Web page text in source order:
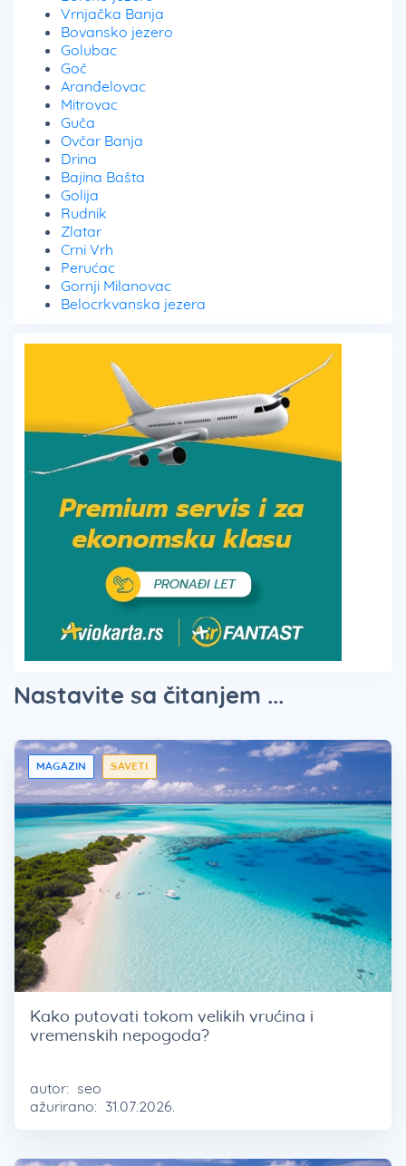
Vrnjačka Banja
Bovansko jezero
Golubac
Goč
Aranđelovac
Mitrovac
Guča
Ovčar Banja
Drina
Bajina Bašta
Golija
Rudnik
Zlatar
Crni Vrh
Perućac
Gornji Milanovac
Belocrkvanska jezera
Nastavite sa čitanjem ...
MAGAZIN SAVETI
Kako putovati tokom velikih vrućina i
vremenskih nepogoda?
autor: seo
ažurirano: 31.07.2026.